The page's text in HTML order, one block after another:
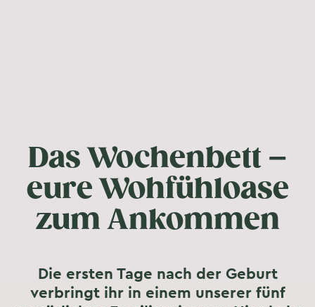
Das Wochenbett –
eure Wohfühloase
zum Ankommen
Die ersten Tage nach der Geburt
verbringt ihr in einem unserer fünf